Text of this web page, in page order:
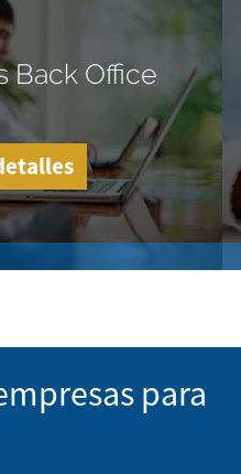
Back Office
para